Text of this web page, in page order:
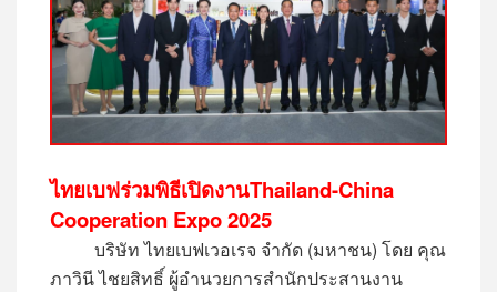
ไทยเบฟร่วมพิธีเปิดงานThailand-China
Cooperation Expo 2025
บริษัท ไทยเบฟเวอเรจ จำกัด (มหาชน) โดย คุณ
ภาวินี ไชยสิทธิ์ ผู้อำนวยการสำนักประสานงาน